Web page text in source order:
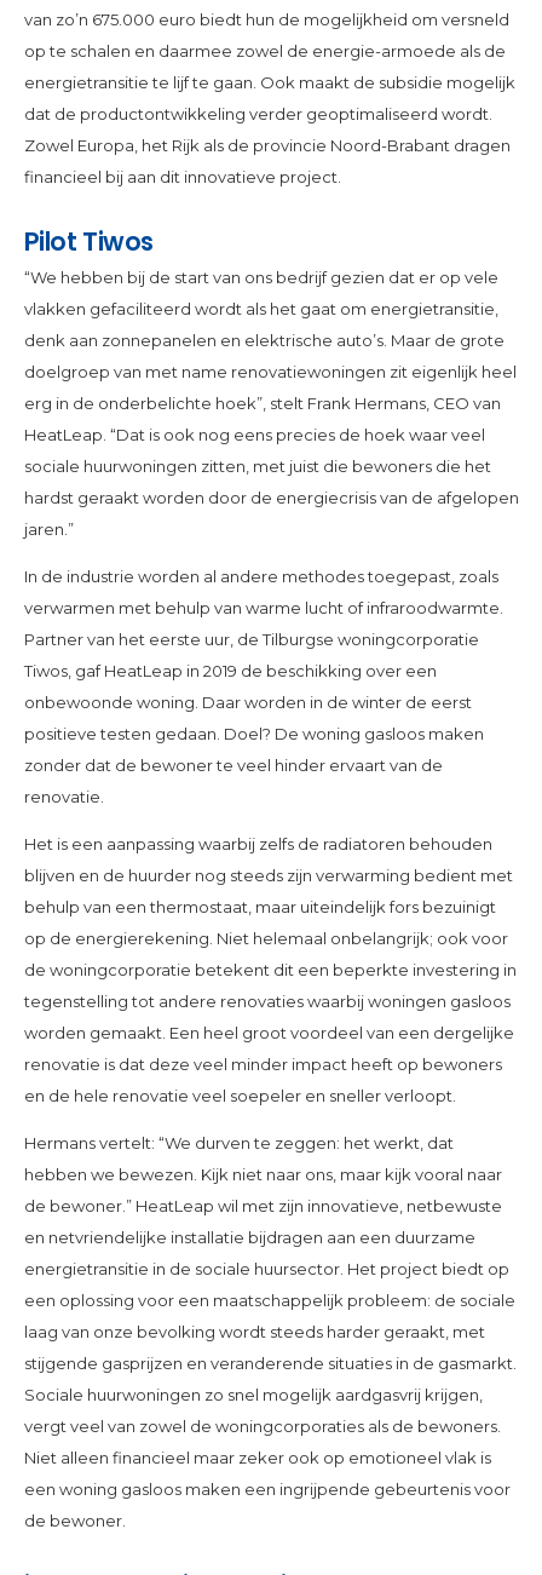
van zo’n 675.000 euro biedt hun de mogelijkheid om versneld
op te schalen en daarmee zowel de energie-armoede als de
energietransitie te lijf te gaan. Ook maakt de subsidie mogelijk
dat de productontwikkeling verder geoptimaliseerd wordt.
Zowel Europa, het Rijk als de provincie Noord-Brabant dragen
financieel bij aan dit innovatieve project.
Pilot Tiwos
“We hebben bij de start van ons bedrijf gezien dat er op vele
vlakken gefaciliteerd wordt als het gaat om energietransitie,
denk aan zonnepanelen en elektrische auto’s. Maar de grote
doelgroep van met name renovatiewoningen zit eigenlijk heel
erg in de onderbelichte hoek”, stelt Frank Hermans, CEO van
HeatLeap. “Dat is ook nog eens precies de hoek waar veel
sociale huurwoningen zitten, met juist die bewoners die het
hardst geraakt worden door de energiecrisis van de afgelopen
jaren.”
In de industrie worden al andere methodes toegepast, zoals
verwarmen met behulp van warme lucht of infraroodwarmte.
Partner van het eerste uur, de Tilburgse woningcorporatie
Tiwos, gaf HeatLeap in 2019 de beschikking over een
onbewoonde woning. Daar worden in de winter de eerst
positieve testen gedaan. Doel? De woning gasloos maken
zonder dat de bewoner te veel hinder ervaart van de
renovatie.
Het is een aanpassing waarbij zelfs de radiatoren behouden
blijven en de huurder nog steeds zijn verwarming bedient met
behulp van een thermostaat, maar uiteindelijk fors bezuinigt
op de energierekening. Niet helemaal onbelangrijk; ook voor
de woningcorporatie betekent dit een beperkte investering in
tegenstelling tot andere renovaties waarbij woningen gasloos
worden gemaakt. Een heel groot voordeel van een dergelijke
renovatie is dat deze veel minder impact heeft op bewoners
en de hele renovatie veel soepeler en sneller verloopt.
Hermans vertelt: “We durven te zeggen: het werkt, dat
hebben we bewezen. Kijk niet naar ons, maar kijk vooral naar
de bewoner.” HeatLeap wil met zijn innovatieve, netbewuste
en netvriendelijke installatie bijdragen aan een duurzame
energietransitie in de sociale huursector. Het project biedt op
een oplossing voor een maatschappelijk probleem: de sociale
laag van onze bevolking wordt steeds harder geraakt, met
stijgende gasprijzen en veranderende situaties in de gasmarkt.
Sociale huurwoningen zo snel mogelijk aardgasvrij krijgen,
vergt veel van zowel de woningcorporaties als de bewoners.
Niet alleen financieel maar zeker ook op emotioneel vlak is
een woning gasloos maken een ingrijpende gebeurtenis voor
de bewoner.